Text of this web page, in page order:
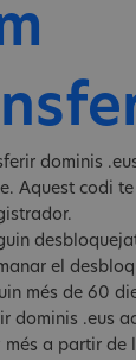
dominis
Aquest codi
el
més de 60
dominis .eus
més a partir de